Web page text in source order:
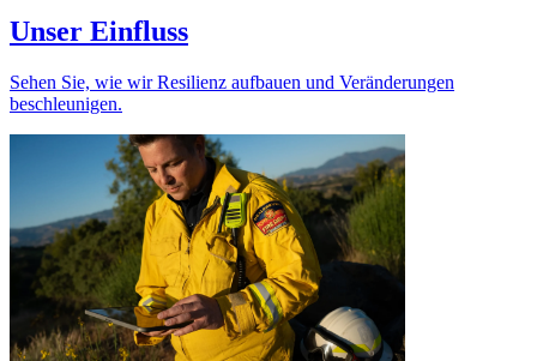
Unser Einfluss
Sehen Sie, wie wir Resilienz aufbauen und Veränderungen
beschleunigen.